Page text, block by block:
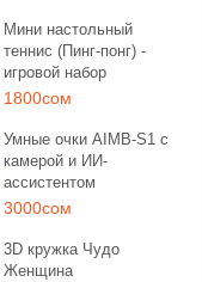
Мини настольный
теннис (Пинг-понг) -
игровой набор
1800сом
Умные очки AIMB-S1 с
камерой и ИИ-
ассистентом
3000сом
3D кружка Чудо
Женщина